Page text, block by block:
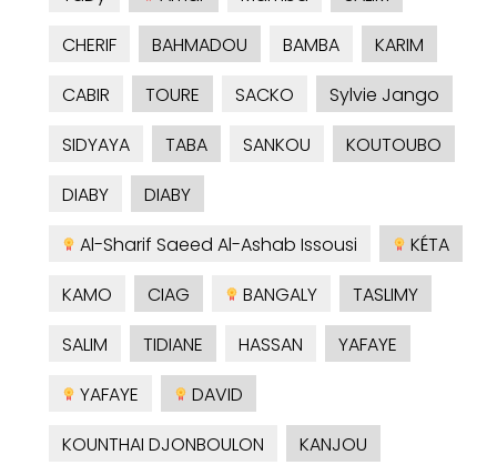
CHERIF
BAHMADOU BAMBA
KARIM
CABIR
TOURE SACKO
Sylvie Jango
SIDYAYA
TABA SANKOU
KOUTOUBO
DIABY
DIABY
Al-Sharif Saeed Al-Ashab Issousi
KÉTA
KAMO
CIAG BANGALY
TASLIMY
SALIM
TIDIANE HASSAN
YAFAYE
YAFAYE
DAVID
KOUNTHAI DJONBOULON
KANJOU